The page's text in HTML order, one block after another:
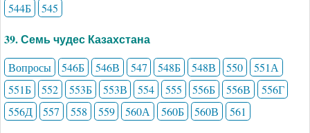
544Б
545
39. Семь чудес Казахстана
Вопросы 546Б 546В 547 548Б 548В 550
551А
551Б
552 553Б 553В 554 555 556Б 556В
556Г
556Д
557 558 559 560А 560Б 560В 561